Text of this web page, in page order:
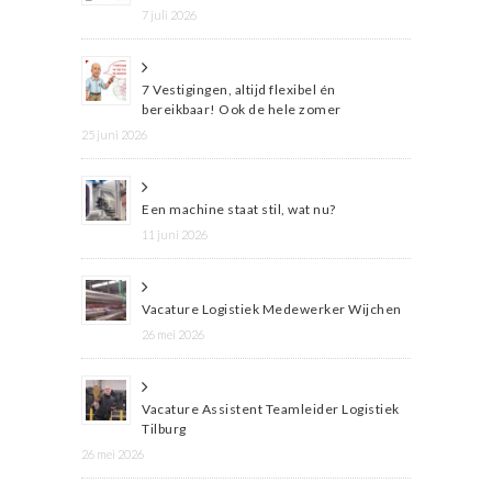
7 juli 2026
7 Vestigingen, altijd flexibel én
bereikbaar! Ook de hele zomer
25 juni 2026
Een machine staat stil, wat nu?
11 juni 2026
Vacature Logistiek Medewerker Wijchen
26 mei 2026
Vacature Assistent Teamleider Logistiek
Tilburg
26 mei 2026